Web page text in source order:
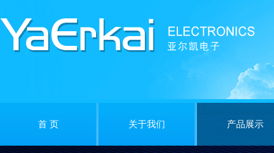
首 页 关于我们 产品展示